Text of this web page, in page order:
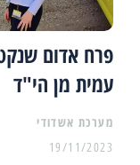
פרח אדום
עמית מן הי"ד
מערכת אשדודי
19/11/2023